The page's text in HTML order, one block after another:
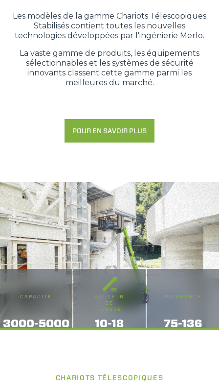
Les modèles de la gamme Chariots Télescopiques
Stabilisés contient toutes les nouvelles
technologies développées par l'ingénierie Merlo.
La vaste gamme de produits, les équipements
sélectionnables et les systèmes de sécurité
innovants classent cette gamme parmi les
meilleures du marché.
POUR EN SAVOIR PLUS
CAPACITÉ
3000-5000
HAUTEUR
DE
LEVAGE
10-18
PUISSANCE
75-136
CHARIOTS TÉLESCOPIQUES